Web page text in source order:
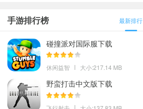
手游排行榜 最新排行
碰撞派对国际服下载
休闲益智 大小:217.14 MB
野蛮打击中文版下载